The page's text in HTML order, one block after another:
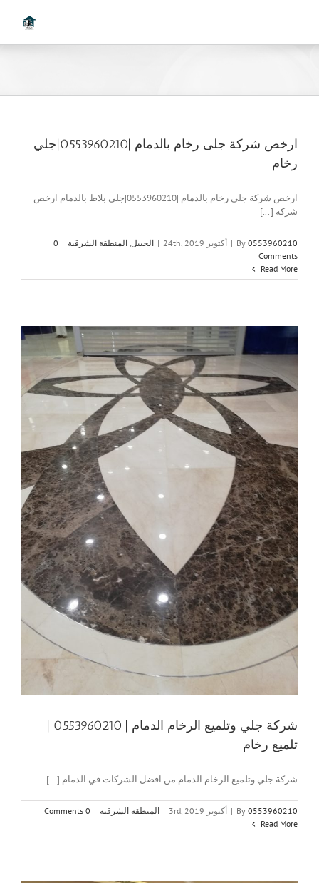
ارخص شركة جلى رخام بالدمام |0553960210|جلي
رخام
ارخص شركة جلى رخام بالدمام |0553960210|جلي بلاط بالدمام ارخص
شركة [...]
By 0553960210
| أكتوبر 24th, 2019 | الجبيل المنطقة الشرقية |
0
Comments
Read More
شركة جلي وتلميع الرخام الدمام | 0553960210 |
تلميع رخام
شركة جلي وتلميع الرخام الدمام من افضل الشركات في الدمام [...]
By 0553960210
| أكتوبر 3rd, 2019 | المنطقة الشرقية |
0 Comments
Read More